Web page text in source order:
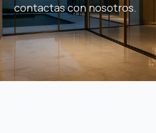
contactas con nosotros.